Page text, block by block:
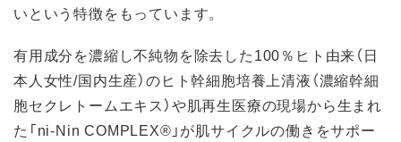
いという特徴をもっています。
有用成分を濃縮し不純物を除去した100％ヒト由来（日
本人女性/国内生産）のヒト幹細胞培養上清液（濃縮幹細
胞セクレトームエキス）や肌再生医療の現場から生まれ
た「ni-Nin COMPLEX®」が肌サイクルの働きをサポー